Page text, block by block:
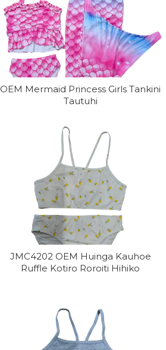
OEM Mermaid Princess Girls Tankini
Tautuhi
JMC4202 OEM Huinga Kauhoe
Ruffle Kotiro Roroiti Hihiko